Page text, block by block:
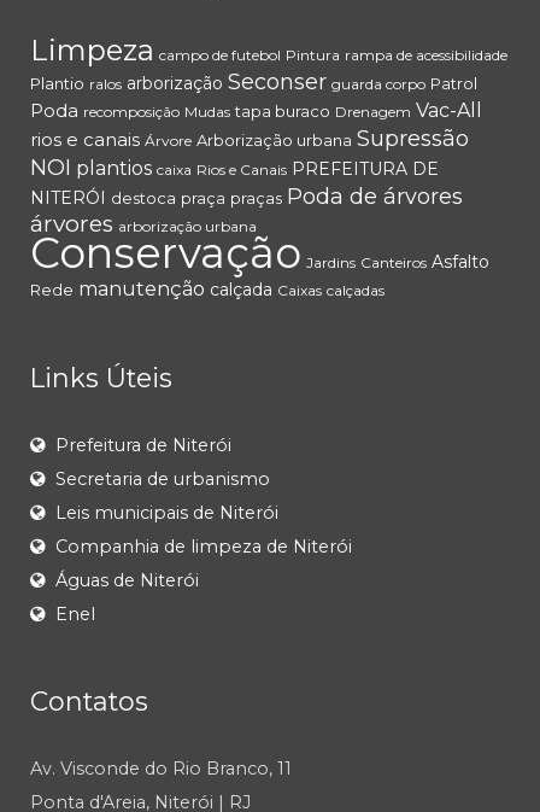
Limpeza campo de futebol Pintura rampa de acessibilidade
Plantio ralos arborização Seconser guarda corpo Patrol
Poda recomposição Mudas tapa buraco Drenagem Vac-All
rios e canais Árvore Arborização urbana Supressão
NOI plantios caixa Rios e Canais PREFEITURA DE
NITERÓI
destoca praça praças Poda de árvores
árvores arborização urbana
Conservação Jardins Canteiros Asfalto
Rede manutenção calçada Caixas calçadas
Links Úteis
Prefeitura de Niterói
Secretaria de urbanismo
Leis municipais de Niterói
Companhia de limpeza de Niterói
Águas de Niterói
Enel
Contatos
Av. Visconde do Rio Branco, 11
Ponta d'Areia, Niterói | RJ